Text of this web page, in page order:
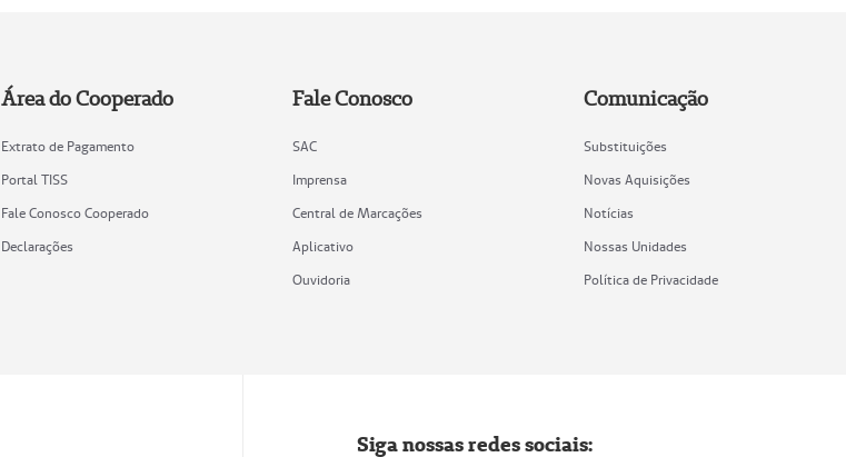
Área do Cooperado
Extrato de Pagamento
Portal TISS
Fale Conosco Cooperado
Declarações
Fale Conosco
SAC
Imprensa
Central de Marcações
Aplicativo
Ouvidoria
Comunicação
Substituições
Novas Aquisições
Notícias
Nossas Unidades
Política de Privacidade
Siga nossas redes sociais: